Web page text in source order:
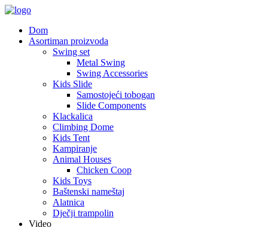
Dom
Asortiman proizvoda
Swing set
Metal Swing
Swing Accessories
Kids Slide
Samostojeći tobogan
Slide Components
Klackalica
Climbing Dome
Kids Tent
Kampiranje
Animal Houses
Chicken Coop
Kids Toys
Baštenski nameštaj
Alatnica
Dječji trampolin
Video